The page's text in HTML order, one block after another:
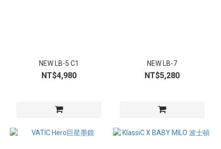
NEW LB-5 C1
NT$4,980
NEW LB-7
NT$5,280